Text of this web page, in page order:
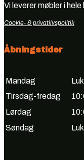
Vi leverer møbler i
Cookie- & privatlivspolitik
Åbningstider
Mandag
Tirsdag-fredag
Lørdag
Søndag